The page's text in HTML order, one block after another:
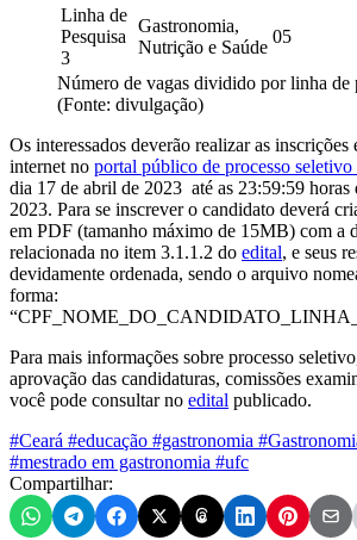
Linha de
Pesquisa
3
Gastronomia,
Nutrição e Saúde
05
Número de vagas dividido por linha de
(Fonte: divulgação)
Os interessados deverão realizar as
internet no portal público de processo seletivo
dia 17 de abril de 2023 até as 23:59:59 horas
2023. Para se inscrever o candidato deverá
em PDF (tamanho máximo de 15MB) com a
relacionada no item 3.1.1.2 do edital, e seus
devidamente ordenada, sendo o arquivo
forma:
Para mais informações sobre processo
aprovação das candidaturas, comissões
você pode consultar no edital publicado.
#Ceará #educação #gastronomia
#mestrado em gastronomia #ufc
Compartilhar: